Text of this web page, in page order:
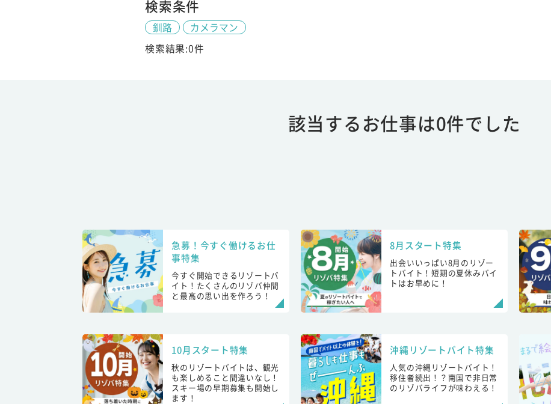
検索条件
釧路
カメラマン
検索結果:0件
該当するお仕事は0件でした
急募！今すぐ働けるお仕
事特集
今すぐ開始できるリゾートバ
イト！たくさんのリゾバ仲間
と最高の思い出を作ろう！
8月スタート特集
出会いいっぱい8月のリゾー
トバイト！短期の夏休みバイ
トはお早めに！
10月スタート特集
秋のリゾートバイトは、観光
も楽しめること間違いなし！
スキー場の早期募集も開始し
ます！
沖縄リゾートバイト特集
人気の沖縄リゾートバイト！
移住者続出！？南国で非日常
のリゾバライフが味わえる！